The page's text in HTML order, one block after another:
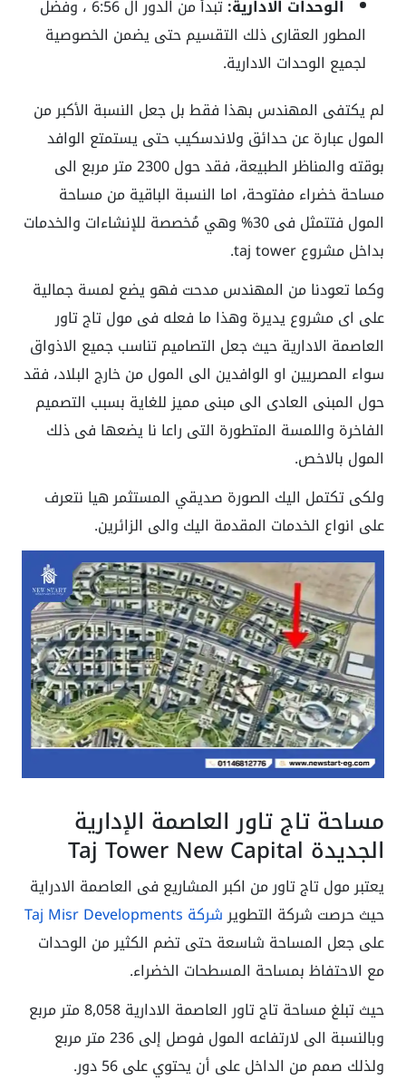
الوحدات الادارية:
تبدأ من الدور ال 6:56 ، وفضل
المطور العقارى ذلك التقسيم حتى يضمن الخصوصية
لجميع الوحدات الادارية.
لم يكتفى المهندس بهذا فقط بل جعل النسبة الأكبر من
المول عبارة عن حدائق ولاندسكيب حتى يستمتع الوافد
بوقته والمناظر الطبيعة، فقد حول 2300 متر مربع الى
مساحة خضراء مفتوحة، اما النسبة الباقية من مساحة
المول فتتمثل فى 30% وهي مُخصصة للإنشاءات والخدمات
بداخل مشروع taj tower.
وكما تعودنا من المهندس مدحت فهو يضع لمسة جمالية
على اى مشروع يديرة وهذا ما فعله فى مول تاج تاور
العاصمة الادارية حيث جعل التصاميم تناسب جميع الاذواق
سواء المصريين او الوافدين الى المول من خارج البلاد، فقد
حول المبنى العادى الى مبنى مميز للغاية بسبب التصميم
الفاخرة واللمسة المتطورة التى راعا نا يضعها فى ذلك
المول بالاخص.
ولكى تكتمل اليك الصورة صديقي المستثمر هيا نتعرف
على انواع الخدمات المقدمة اليك والى الزائرين.
مساحة تاج تاور العاصمة الإدارية
الجديدة Taj Tower New Capital
يعتبر مول تاج تاور من اكبر المشاريع فى العاصمة الادراية
حيث حرصت شركة التطويرشركة Taj Misr Developments
على جعل المساحة شاسعة حتى تضم الكثير من الوحدات
مع الاحتفاظ بمساحة المسطحات الخضراء.
حيث تبلغ مساحة تاج تاور العاصمة الادارية 8,058 متر مربع
وبالنسبة الى لارتفاعه المول فوصل إلى 236 متر مربع
ولذلك صمم من الداخل على أن يحتوي على 56 دور.